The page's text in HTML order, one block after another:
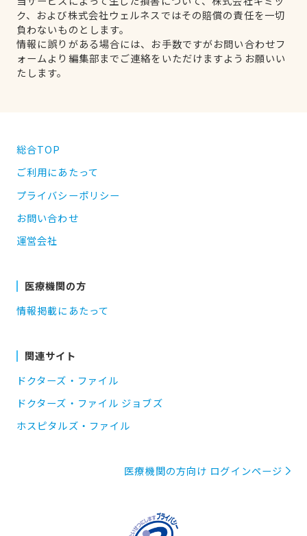
ク、および株式会社ウェルネスではその賠償の責任を一切
負わないものとします。
情報に誤りがある場合には、お手数ですがお問い合わせフ
ォームより編集部までご連絡をいただけますようお願いい
たします。
総合TOP
ご利用にあたって
プライバシーポリシー
お問い合わせ
運営会社
医療機関の方
情報掲載にあたって
関連サイト
ドクターズ・ファイル
ドクターズ・ファイル ジョブズ
ホスピタルズ・ファイル
医療機関の方向け ログインページ